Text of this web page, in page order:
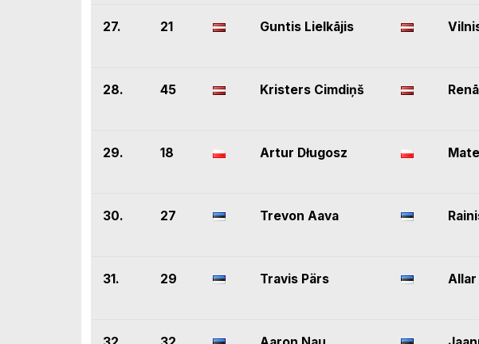
27. 21 Guntis Lielkājis
28. 45 Kristers Cimdiņš
29. 18 Artur Długosz
30. 27 Trevon Aava
31. 29 Travis Pärs Allar